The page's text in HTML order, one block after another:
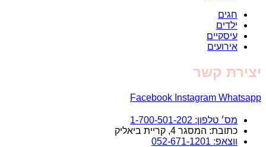
חגים
ילדים
עיסקיים
אירועים
יצירת קשר
Facebook Instagram Whatsapp
מס׳ טלפון: 1-700-501-202
כתובת: המסגר 4, קריית ביאליק
ווצאפ: 052-671-1201